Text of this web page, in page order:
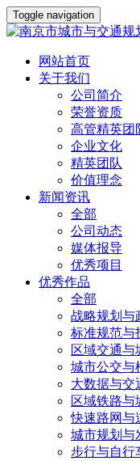
Toggle navigation
网站首页
关于我们
公司简介
荣誉资质
高管精英团
企业文化
精英团队
价值理念
新闻资讯
全部
公司动态
媒体报导
优秀项目
优秀作品
全部
战略规划与
标准规范与
区域交通与
城市公交与
大数据与交
区域铁路与
快速路网与
城市规划与
步行与自行